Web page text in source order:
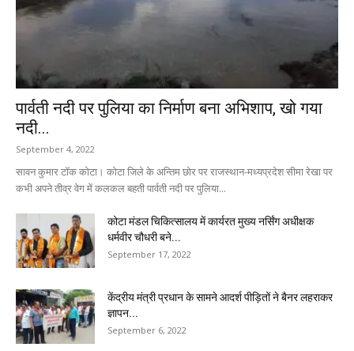
पार्वती नदी पर पुलिया का निर्माण बना अभिशाप, खो गया
नदी...
September 4, 2022
सावन कुमार टॉक कोटा। कोटा जिले के अन्तिम छोर पर राजस्थान-मध्यप्रदेश सीमा रेखा पर
कभी अपने तीव्र वेग में कलकल बहती पार्वती नदी पर पुलिया...
कोटा मंडल चिकित्सालय में कार्यरत मुख्य नर्सिंग अधीक्षक
धर्मवीर चौधरी बने...
September 17, 2022
केंद्रीय मंत्री प्रधान के सामने आदर्श पीड़ितों ने बैनर लहराकर
ज्ञापन...
September 6, 2022